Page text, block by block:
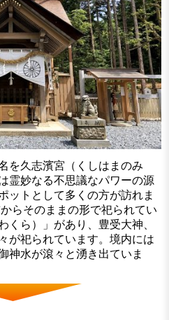
を久志濱宮（くしはまのみ
霊妙なる不思議なパワーの源
ットとして多くの方が訪れま
らそのままの形で祀られてい
くら）」があり、豊受大神、
が祀られています。境内には
神水が滾々と湧き出ていま